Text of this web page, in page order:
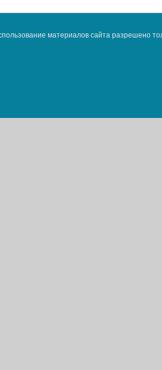
материалов сайта разрешено